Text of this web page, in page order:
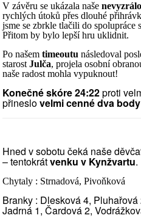
V závěru se ukázala naše
rychlých útoků přes dlouhé
jsme se zbrkle tlačili do
Přitom by bylo lepší hru uklidnit.
Po našemtimeoutu následoval
starostJulča, projela osobní
naše radost mohla vypuknout!
Konečné skóre 24:22proti
přineslovelmi cenné dva
Hned v sobotu čeká naše
– tentokrátvenku v Kynžvartu.
Chytaly : Strnadová, Pivoňková
Branky : Dlesková 4,
Jadrná 1, Čardová 2,